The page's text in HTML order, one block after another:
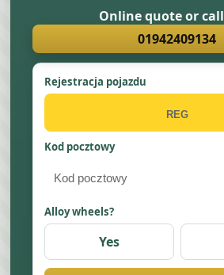
Online quote or
01942409134
Rejestracja pojazdu
Kod pocztowy
Alloy wheels?
Yes